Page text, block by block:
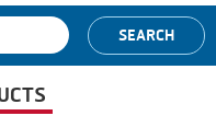
SEARCH